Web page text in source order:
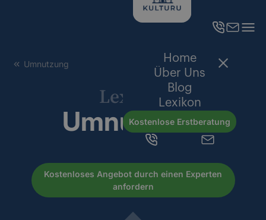
Home
Über Uns
Blog
Lexikon
Kostenlose Erstberatung
Umnutzung
Lexikon
Umnutzung
Kostenloses Angebot durch einen Experten
anfordern